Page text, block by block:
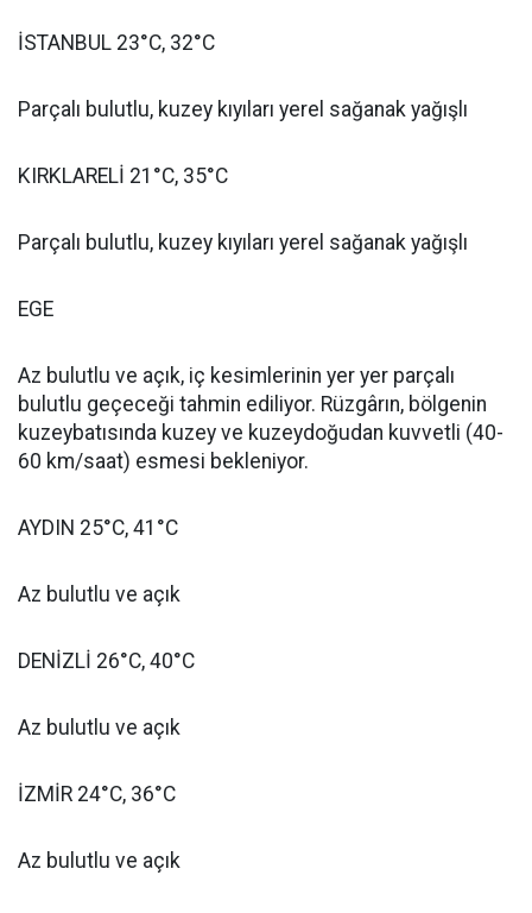
İSTANBUL 23°C, 32°C
Parçalı bulutlu, kuzey kıyıları yerel sağanak yağışlı
KIRKLARELİ 21°C, 35°C
Parçalı bulutlu, kuzey kıyıları yerel sağanak yağışlı
EGE
Az bulutlu ve açık, iç kesimlerinin yer yer parçalı
bulutlu geçeceği tahmin ediliyor. Rüzgârın, bölgenin
kuzeybatısında kuzey ve kuzeydoğudan kuvvetli (40-
60 km/saat) esmesi bekleniyor.
AYDIN 25°C, 41°C
Az bulutlu ve açık
DENİZLİ 26°C, 40°C
Az bulutlu ve açık
İZMİR 24°C, 36°C
Az bulutlu ve açık